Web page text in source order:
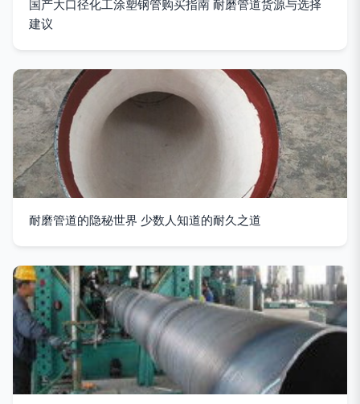
国产大口径化工涂塑钢管购买指南 耐磨管道货源与选择
建议
耐磨管道的隐秘世界 少数人知道的耐久之道